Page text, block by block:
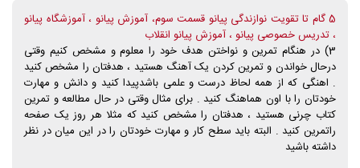
5 گام تا تقویت نوازندگی پیانو قسمت سوم، آموزش پیانو ، آموزشگاه پیانو
، تدریس خصوصی پیانو ، آموزش پیانو انقلاب
3) در هنگام تمرین و نواختن هدف خود را معلوم و مشخص کنیم وقتی
درحال خواندن و تمرین کردن یک آهنگ هستید ، هدفتان را مشخص کنید
. اهنگی که از همه لحاظ درست و علمی باشدپیدا کنید و دانش و مهارت
خودتان را با اون هماهنگ کنید . برای مثال وقتی در حال مطالعه و تمرین
کتاب چرنی هستید ، هدفتان را مشخص کنید که مثلا هر روز یک صفحه
راتمرین کنید . البته باید سطح کار و مهارت خودتان را در این میان در نظر
داشته باشید